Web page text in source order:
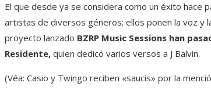
El que desde ya se considera como un éxito hace
artistas de diversos géneros; ellos ponen la voz y
proyecto lanzado BZRP Music Sessions han
Residente, quien dedicó varios versos a J Balvin.
(Véa: Casio y Twingo reciben «saucis» por la